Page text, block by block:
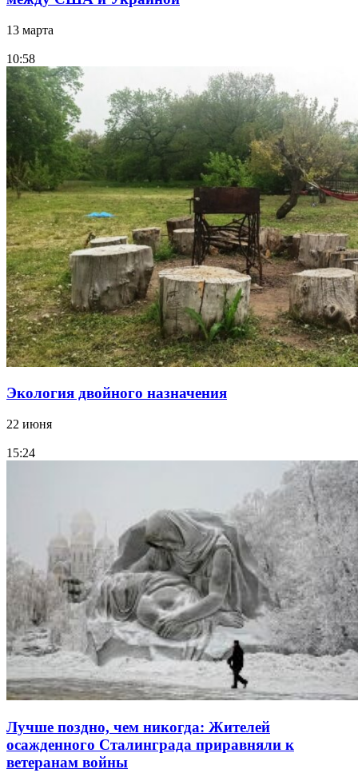
13 марта
10:58
Экология двойного назначения
22 июня
15:24
Лучше поздно, чем никогда: Жителей
осажденного Сталинграда приравняли к
ветеранам войны